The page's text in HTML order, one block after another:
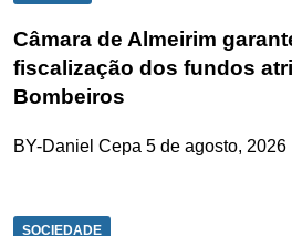
Câmara de Almeirim
fiscalização dos fundos
Bombeiros
BY-Daniel Cepa 5 de agosto, 2026
SOCIEDADE